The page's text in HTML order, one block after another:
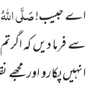
اے حبیب!صَلَّی
سے فرما دیں کہ
انہیں پکارو اور